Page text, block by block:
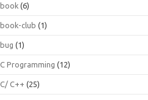
book (6)
book-club (1)
bug (1)
C Programming (12)
C/ C++ (25)